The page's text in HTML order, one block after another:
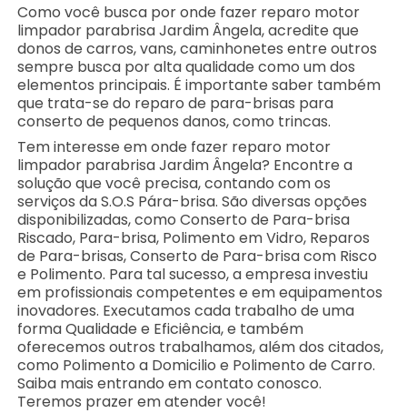
Como você busca por onde fazer reparo motor
limpador parabrisa Jardim Ângela, acredite que
donos de carros, vans, caminhonetes entre outros
sempre busca por alta qualidade como um dos
elementos principais. É importante saber também
que trata-se do reparo de para-brisas para
conserto de pequenos danos, como trincas.
Tem interesse em onde fazer reparo motor
limpador parabrisa Jardim Ângela? Encontre a
solução que você precisa, contando com os
serviços da S.O.S Pára-brisa. São diversas opções
disponibilizadas, como Conserto de Para-brisa
Riscado, Para-brisa, Polimento em Vidro, Reparos
de Para-brisas, Conserto de Para-brisa com Risco
e Polimento. Para tal sucesso, a empresa investiu
em profissionais competentes e em equipamentos
inovadores. Executamos cada trabalho de uma
forma Qualidade e Eficiência, e também
oferecemos outros trabalhamos, além dos citados,
como Polimento a Domicilio e Polimento de Carro.
Saiba mais entrando em contato conosco.
Teremos prazer em atender você!